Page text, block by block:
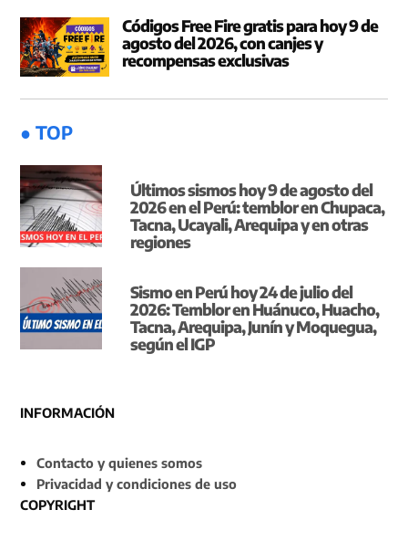
Códigos Free Fire gratis para hoy 9 de
agosto del 2026, con canjes y
recompensas exclusivas
● TOP
Últimos sismos hoy 9 de agosto del
2026 en el Perú: temblor en Chupaca,
Tacna, Ucayali, Arequipa y en otras
regiones
Sismo en Perú hoy 24 de julio del
2026: Temblor en Huánuco, Huacho,
Tacna, Arequipa, Junín y Moquegua,
según el IGP
INFORMACIÓN
Contacto y quienes somos
Privacidad y condiciones de uso
COPYRIGHT